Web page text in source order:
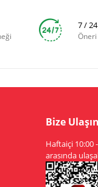
7 / 24
Bize Ulaşın
Haftaiçi 10:00
arasında